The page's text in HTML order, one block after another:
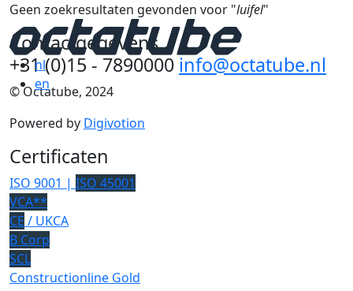
nl
en
Geen zoekresultaten gevonden voor "luifel"
Contactgegevens
+31 (0)15 - 7890000 info@octatube.nl
© Octatube, 2024
Powered by Digivotion
Certificaten
ISO 9001 | ISO 45001
VCA**
CE / UKCA
B Corp
SCL
Constructionline Gold